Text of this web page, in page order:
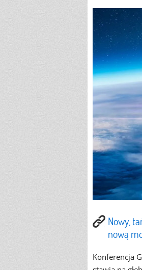
Nowy,
nową
Konferencja